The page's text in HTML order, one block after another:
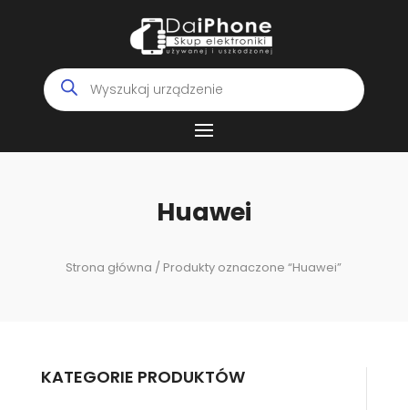
Wyszukiwarka
produktów
Huawei
Strona główna / Produkty oznaczone “Huawei”
KATEGORIE PRODUKTÓW